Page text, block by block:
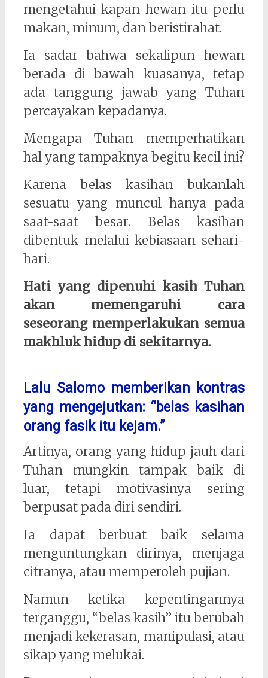
mengetahui kapan hewan itu perlu
makan, minum, dan beristirahat.
Ia sadar bahwa sekalipun hewan
berada di bawah kuasanya, tetap
ada tanggung jawab yang Tuhan
percayakan kepadanya.
Mengapa Tuhan memperhatikan
hal yang tampaknya begitu kecil ini?
Karena belas kasihan bukanlah
sesuatu yang muncul hanya pada
saat-saat besar. Belas kasihan
dibentuk melalui kebiasaan sehari-
hari.
Hati yang dipenuhi kasih Tuhan
akan memengaruhi cara
seseorang memperlakukan semua
makhluk hidup di sekitarnya.
Lalu Salomo memberikan kontras
yang mengejutkan: “belas kasihan
orang fasik itu kejam.”
Artinya, orang yang hidup jauh dari
Tuhan mungkin tampak baik di
luar, tetapi motivasinya sering
berpusat pada diri sendiri.
Ia dapat berbuat baik selama
menguntungkan dirinya, menjaga
citranya, atau memperoleh pujian.
Namun ketika kepentingannya
terganggu, “belas kasih” itu berubah
menjadi kekerasan, manipulasi, atau
sikap yang melukai.